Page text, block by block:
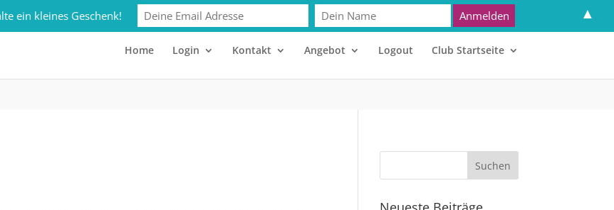
Home Login Kontakt Angebot Logout Club Startseite
ein kleines Geschenk! ▲